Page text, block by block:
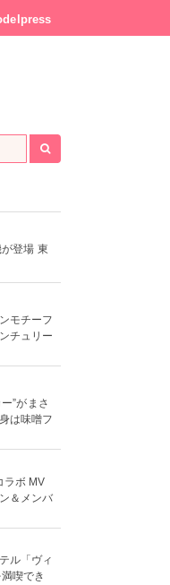
登場 東
モチーフ
チュリー
”がまさ
は味噌フ
ラボ MV
＆メンバ
ル「ヴィ
喫でき